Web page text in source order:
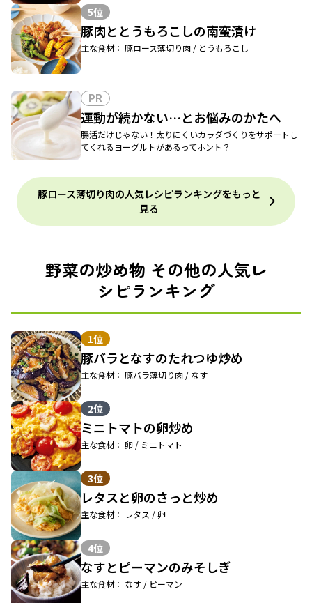
5位
豚肉ととうもろこしの南蛮漬け
主な食材： 豚ロース薄切り肉 / とうもろこし
PR
運動が続かない…とお悩みのかたへ
腸活だけじゃない！太りにくいカラダづくりをサポートし
てくれるヨーグルトがあるってホント？
豚ロース薄切り肉の人気レシピランキングをもっと
見る
野菜の炒め物 その他の人気レ
シピランキング
1位
豚バラとなすのたれつゆ炒め
主な食材： 豚バラ薄切り肉 / なす
2位
ミニトマトの卵炒め
主な食材： 卵 / ミニトマト
3位
レタスと卵のさっと炒め
主な食材： レタス / 卵
4位
なすとピーマンのみそしぎ
主な食材： なす / ピーマン